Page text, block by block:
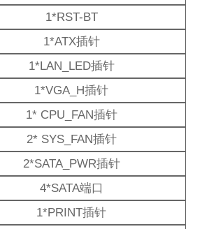
1*RST-BT
1*ATX插针
1*LAN_LED插针
1*VGA_H插针
1* CPU_FAN插针
2* SYS_FAN插针
2*SATA_PWR插针
4*SATA端口
1*PRINT插针